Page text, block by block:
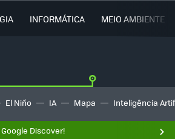
INFORMÁTICA MEIO AMBIENTE
El Niño IA Mapa Inteligência
Discover!